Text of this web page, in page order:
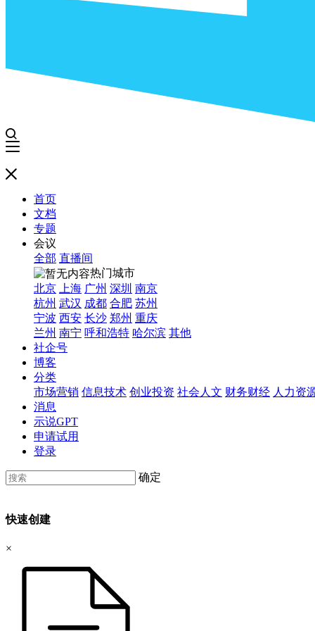
首页
文档
专题
会议
全部 直播间
热门城市
北京
上海 广州 深圳 南京
杭州 武汉 成都 合肥 苏州
宁波 西安 长沙 郑州 重庆
兰州 南宁 呼和浩特 哈尔滨 其他
社企号
博客
分类
市场营销 信息技术 创业投资 社会人文 财务财经 人力资
消息
示说GPT
申请试用
登录
确定
快速创建
×